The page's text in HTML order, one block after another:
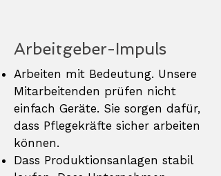
Arbeitgeber-Impuls
Arbeiten mit Bedeutung. Unsere
Mitarbeitenden prüfen nicht
einfach Geräte. Sie sorgen dafür,
dass Pflegekräfte sicher arbeiten
können.
Dass Produktionsanlagen stabil